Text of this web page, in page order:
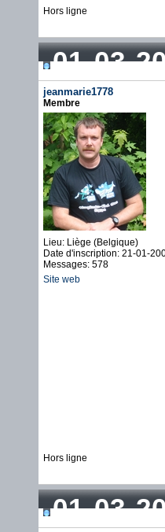
Hors ligne
01-03-
jeanmarie1778
Membre
Lieu: Liège (Belgique)
Date d'inscription: 21-01-
Messages: 578
Site web
Hors ligne
01-03-